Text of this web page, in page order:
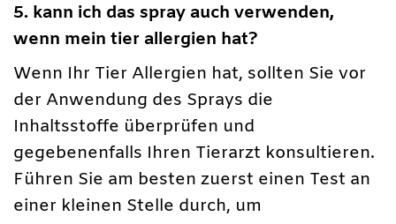
5. kann ich das spray auch verwenden,
wenn mein tier allergien hat?
Wenn Ihr Tier Allergien hat, sollten Sie vor
der Anwendung des Sprays die
Inhaltsstoffe überprüfen und
gegebenenfalls Ihren Tierarzt konsultieren.
Führen Sie am besten zuerst einen Test an
einer kleinen Stelle durch, um